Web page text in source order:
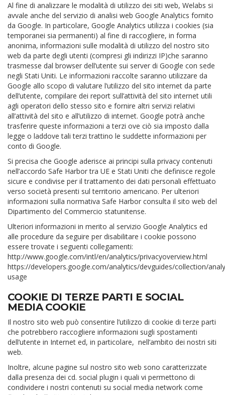
Al fine di analizzare le modalità di utilizzo dei siti web, Welabs si
avvale anche del servizio di analisi web Google Analytics fornito
da Google. In particolare, Google Analytics utilizza i cookies (sia
temporanei sia permanenti) al fine di raccogliere, in forma
anonima, informazioni sulle modalità di utilizzo del nostro sito
web da parte degli utenti (compresi gli indirizzi IP)che saranno
trasmesse dal browser dell’utente sui server di Google con sede
negli Stati Uniti. Le informazioni raccolte saranno utilizzare da
Google allo scopo di valutare l’utilizzo del sito internet da parte
dell’utente, compilare dei report sull’attività del sito internet utili
agli operatori dello stesso sito e fornire altri servizi relativi
all’attività del sito e all’utilizzo di internet. Google potrà anche
trasferire queste informazioni a terzi ove ciò sia imposto dalla
legge o laddove tali terzi trattino le suddette informazioni per
conto di Google.
Si precisa che Google aderisce ai principi sulla privacy contenuti
nell’accordo Safe Harbor tra UE e Stati Uniti che definisce regole
sicure e condivise per il trattamento dei dati personali effettuato
verso società presenti sul territorio americano. Per ulteriori
informazioni sulla normativa Safe Harbor consulta il sito web del
Dipartimento del Commercio statunitense.
Ulteriori informazioni in merito al servizio Google Analytics ed
alle procedure da seguire per disabilitare i cookie possono
essere trovate i seguenti collegamenti:
http://www.google.com/intl/en/analytics/privacyoverview.html
https://developers.google.com/analytics/devguides/collection/
usage
COOKIE DI TERZE PARTI E SOCIAL
MEDIA COOKIE
Il nostro sito web può consentire l’utilizzo di cookie di terze parti
che potrebbero raccogliere informazioni sugli spostamenti
dell’utente in Internet ed, in particolare, nell’ambito dei nostri siti
web.
Inoltre, alcune pagine sul nostro sito web sono caratterizzate
dalla presenza dei cd. social plugin i quali vi permettono di
condividere i nostri contenuti su social media network come